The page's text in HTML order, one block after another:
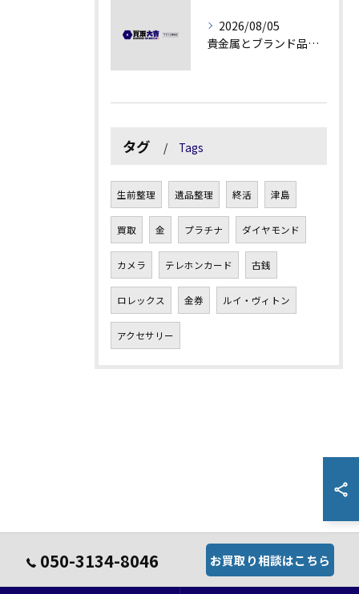
2026/08/05
貴金属とブランド品の価値変動を見極める方法
タグ Tags
生前整理 遺品整理 終活 津島
買取 金 プラチナ ダイヤモンド
カメラ テレホンカード 古銭
ロレックス 金券 ルイ・ヴィトン
アクセサリー
050-3134-8046 お買取り相談はこちら